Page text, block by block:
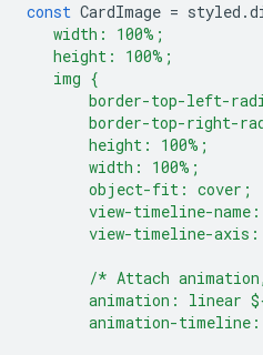
const CardImage = styled .
   width: 100%;
   height: 100%;
   img {
border-top-left-
border-top-right-
       height: 100%;
       width: 100%;
       object-fit: cover;
view-timeline-
view-timeline-axis:
/* Attach
       animation: linear
animation-